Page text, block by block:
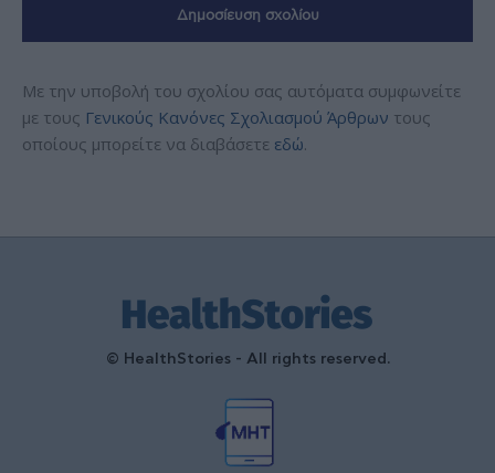
Με την υποβολή του σχολίου σας αυτόματα συμφωνείτε
με τους Γενικούς Κανόνες Σχολιασμού Άρθρων τους
οποίους μπορείτε να διαβάσετε εδώ.
© HealthStories - All rights reserved.